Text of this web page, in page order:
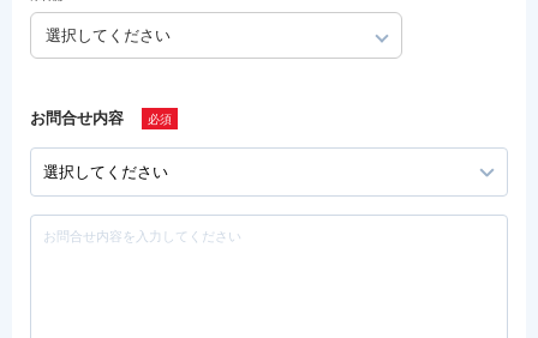
選択してください
お問合せ内容